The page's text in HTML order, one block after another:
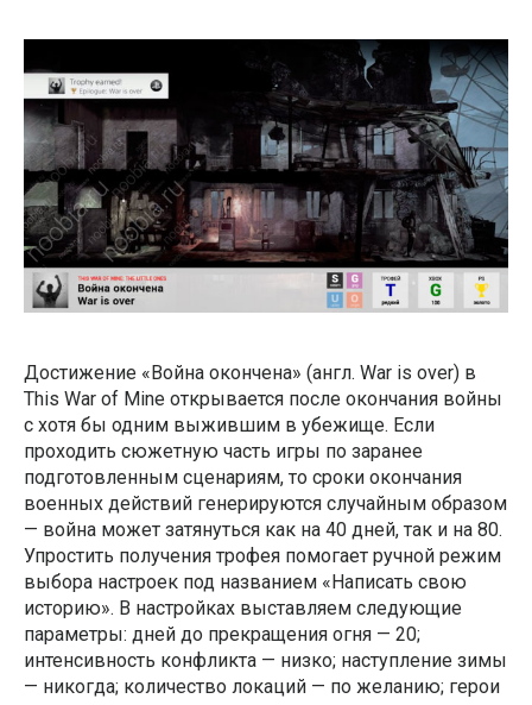
Достижение «Война окончена» (англ. War is over) в
This War of Mine открывается после окончания войны
c хотя бы одним выжившим в убежище. Если
проходить сюжетную часть игры по заранее
подготовленным сценариям, то сроки окончания
военных действий генерируются случайным образом
— война может затянуться как на 40 дней, так и на 80.
Упростить получения трофея помогает ручной режим
выбора настроек под названием «Написать свою
историю». В настройках выставляем следующие
параметры: дней до прекращения огня — 20;
интенсивность конфликта — низко; наступление зимы
— никогда; количество локаций — по желанию; герои